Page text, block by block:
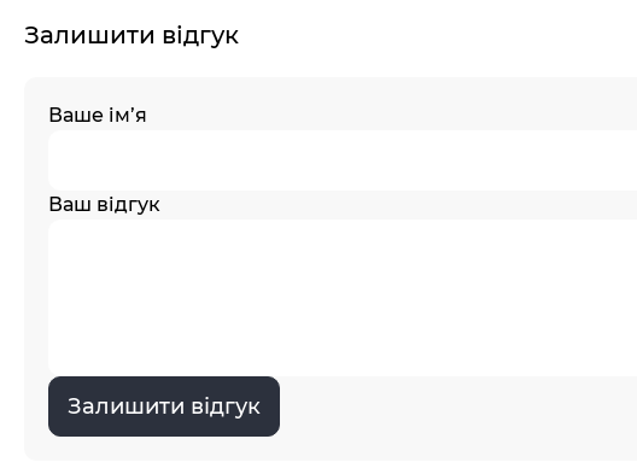
Залишити відгук
Ваше ім’я
Ваш відгук
Залишити відгук